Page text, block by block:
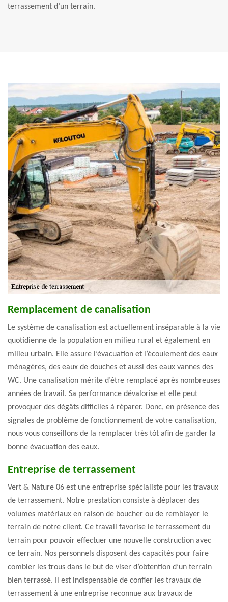
terrassement d’un terrain.
Remplacement de canalisation
Le système de canalisation est actuellement inséparable à la vie
quotidienne de la population en milieu rural et également en
milieu urbain. Elle assure l’évacuation et l’écoulement des eaux
ménagères, des eaux de douches et aussi des eaux vannes des
WC. Une canalisation mérite d’être remplacé après nombreuses
années de travail. Sa performance dévalorise et elle peut
provoquer des dégâts difficiles à réparer. Donc, en présence des
signales de problème de fonctionnement de votre canalisation,
nous vous conseillons de la remplacer très tôt afin de garder la
bonne évacuation des eaux.
Entreprise de terrassement
Vert & Nature 06 est une entreprise spécialiste pour les travaux
de terrassement. Notre prestation consiste à déplacer des
volumes matériaux en raison de boucher ou de remblayer le
terrain de notre client. Ce travail favorise le terrassement du
terrain pour pouvoir effectuer une nouvelle construction avec
ce terrain. Nos personnels disposent des capacités pour faire
combler les trous dans le but de viser d’obtention d’un terrain
bien terrassé. Il est indispensable de confier les travaux de
terrassement à une entreprise reconnue aux travaux de